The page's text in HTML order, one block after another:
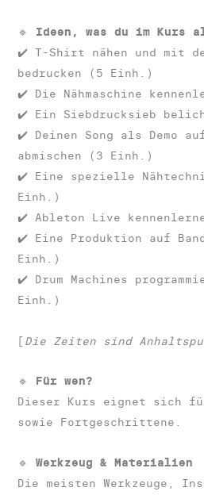
🔹 Ideen, was du im Kurs
✔️ T-Shirt nähen und mit
bedrucken (5 Einh.)
✔️ Die Nähmaschine
✔️ Ein Siebdrucksieb
✔️ Deinen Song als Demo
abmischen (3 Einh.)
✔️ Eine spezielle
Einh.)
✔️ Ableton Live
✔️ Eine Produktion auf
Einh.)
✔️ Drum Machines
Einh.)
[ Die Zeiten sind
🔹 Für wen?
Dieser Kurs eignet sich
sowie Fortgeschrittene.
🔹 Werkzeug & Materialien
Die meisten Werkzeuge,